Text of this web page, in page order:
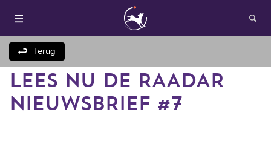
Terug
LEES NU DE RAADAR
NIEUWSBRIEF #7